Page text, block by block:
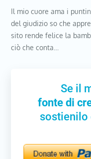
Il mio cuore ama i
del giudizio so che
sito rende felice la
ciò che conta…
Se il
fonte di
sostienilo